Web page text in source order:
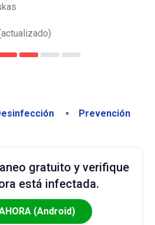
Prevención
gratuito y verifique
está infectada.
(Android)